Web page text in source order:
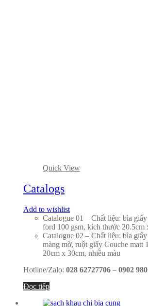
Quick View
Catalogs
Add to wishlist
Catalogue 01 – Chất liệu: bìa
ford 100 gsm, kích thước 20.5cm
Catalogue 02 – Chất liệu: bìa
màng mờ, ruột giấy Couche matt
20cm x 30cm, nhiều màu
Hotline/Zalo: 028 62727706 – 0902
Đọc tiếp